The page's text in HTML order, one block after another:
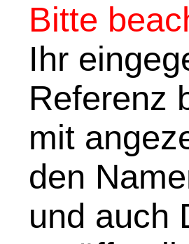
Bitte
Ihr
Referenz
mit
den
und auch